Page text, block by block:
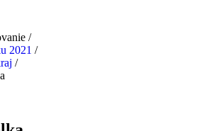
/
2021 /
/